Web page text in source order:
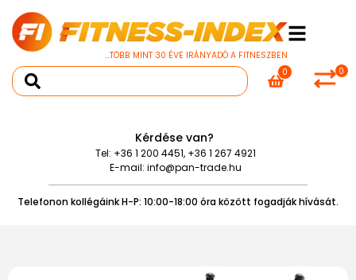
...TÖBB MINT 30 ÉVE IRÁNYADÓ A FITNESZBEN
0
0
Kérdése van?
Tel: +36 1 200 4451, +36 1 267 4921
E-mail: info@pan-trade.hu
Telefonon kollégáink H-P: 10:00-18:00 óra között fogadják hívását.